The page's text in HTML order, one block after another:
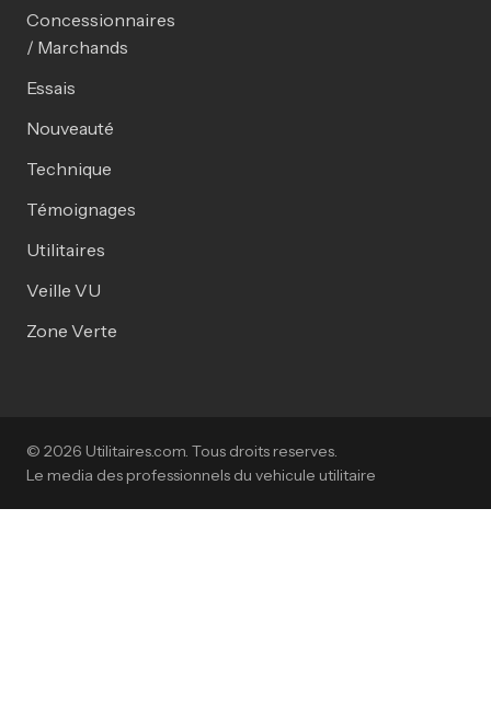
Concessionnaires
/ Marchands
Essais
Nouveauté
Technique
Témoignages
Utilitaires
Veille VU
Zone Verte
© 2026 Utilitaires.com. Tous droits reserves.
Le media des professionnels du vehicule utilitaire